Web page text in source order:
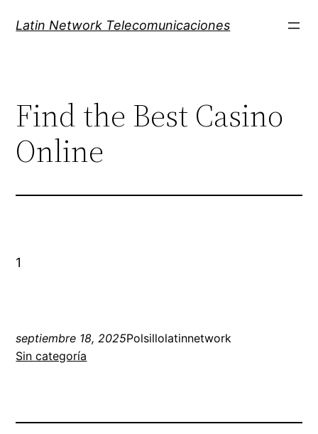
Latin Network Telecomunicaciones
Find the Best Casino
Online
1
septiembre 18, 2025Polsillolatinnetwork
Sin categoría